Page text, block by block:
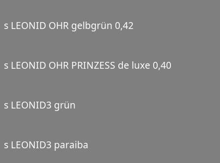
s LEONID OHR gelbgrün 0,42
s LEONID OHR PRINZESS de luxe 0,40
s LEONID3 grün
s LEONID3 paraiba